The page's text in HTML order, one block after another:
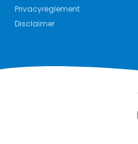
Privacyreglement
Disclaimer